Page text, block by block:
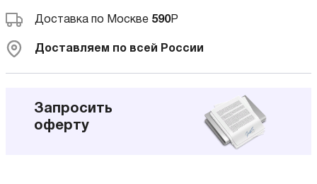
Доставка по Москве 590Р
Доставляем по всей России
Запросить
оферту